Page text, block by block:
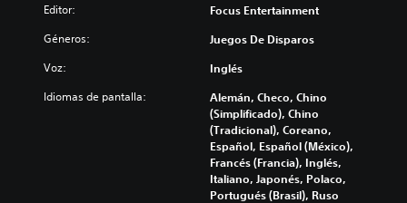
Editor: Focus Entertainment
Géneros: Juegos De Disparos
Voz: Inglés
Idiomas de pantalla:
Alemán, Checo, Chino
(Simplificado), Chino
(Tradicional), Coreano,
Español, Español (México),
Francés (Francia), Inglés,
Italiano, Japonés, Polaco,
Portugués (Brasil), Ruso